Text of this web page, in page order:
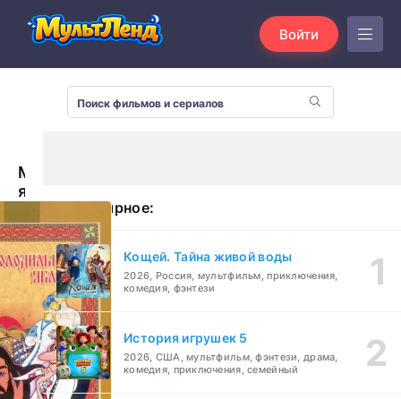
Войти
Молодильные
яблоки
Популярное:
Кощей. Тайна живой воды
2026, Россия, мультфильм, приключения,
комедия, фэнтези
История игрушек 5
2026, США, мультфильм, фэнтези, драма,
комедия, приключения, семейный